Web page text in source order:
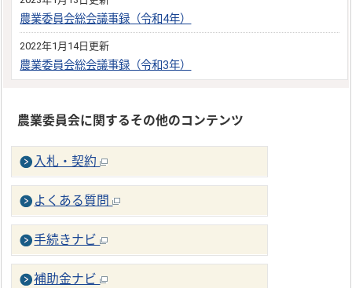
農業委員会総会議事録（令和4年）
2022年1月14日更新
農業委員会総会議事録（令和3年）
農業委員会に関するその他のコンテンツ
入札・契約
よくある質問
手続きナビ
補助金ナビ